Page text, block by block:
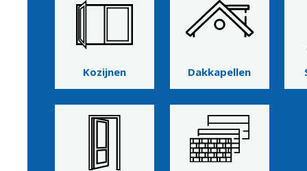
Kozijnen Dakkapellen